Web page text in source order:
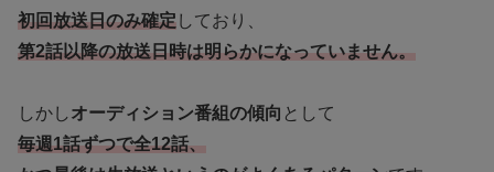
初回放送日のみ確定 しており、
第2話以降の放送日時は明らかになっていません。
しかしオーディション番組の傾向 として
毎週1話ずつで全12話、